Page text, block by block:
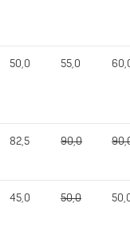
50,0 55,0
82,5 90,0
45,0 50,0